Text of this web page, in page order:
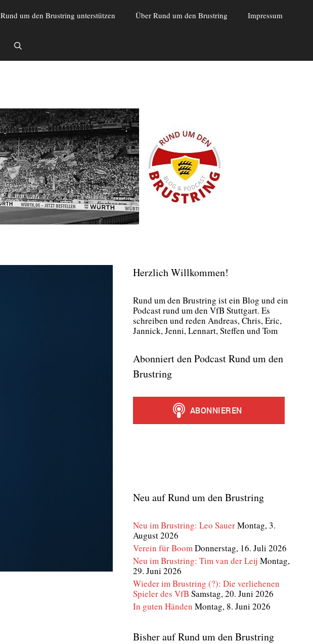
Rund um den Brustring unterstützen Über Rund um den Brustring Impressum
Herzlich Willkommen!
Rund um den Brust­ring ist ein Blog und ein
Pod­cast rund um den VfB Stutt­gart. Es
schrei­ben und reden Andre­as, Chris, Eric,
Jan­nick, Jen­ni, Lenn­art, Stef­fen und Tom
Abonniert den Podcast Rund um den
Brustring
Neu auf Rund um den Brustring
Neu im Brustring: Leo SauerMontag, 3.
August 2026
Verein für BoomDonnerstag, 16. Juli 2026
Neu im Brustring: Tim van der Leij Montag,
29. Juni 2026
Wieder im Brustring (?): Die verliehenen
Spieler des VfB Samstag, 20. Juni 2026
In guten Händen Montag, 8. Juni 2026
Bisher auf Rund um den Brustring